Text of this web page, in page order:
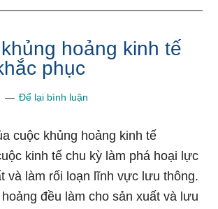
hoảng kinh tế
phục
Để lại bình luận
cuộc khủng hoảng kinh tế
kinh tế chu kỳ làm phá hoại lực
và làm rối loạn lĩnh vực lưu thông.
đều làm cho sản xuất và lưu